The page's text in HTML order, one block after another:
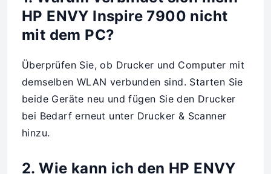
HP ENVY Inspire 7900 nicht
mit dem PC?
Überprüfen Sie, ob Drucker und Computer mit
demselben WLAN verbunden sind. Starten Sie
beide Geräte neu und fügen Sie den Drucker
bei Bedarf erneut unter Drucker & Scanner
hinzu.
2. Wie kann ich den HP ENVY